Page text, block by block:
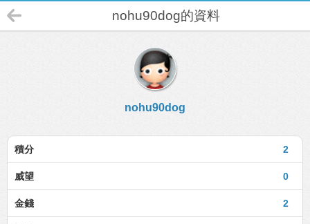
nohu90dog的資料
nohu90dog
2
積分
0
威望
2
金錢